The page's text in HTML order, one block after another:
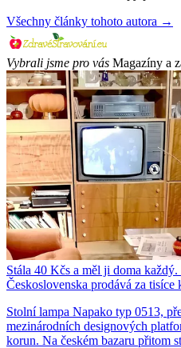
Všechny články tohoto autora →
Vybrali jsme pro vás Magazíny a
Stála 40 Kčs a měl ji doma každý.
Československa prodává za tisíce
Stolní lampa Napako typ 0513,
mezinárodních designových
korun. Na českém bazaru přitom